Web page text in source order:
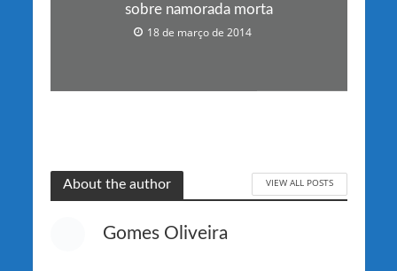
sobre namorada morta
18 de março de 2014
About the author VIEW ALL POSTS
Gomes Oliveira